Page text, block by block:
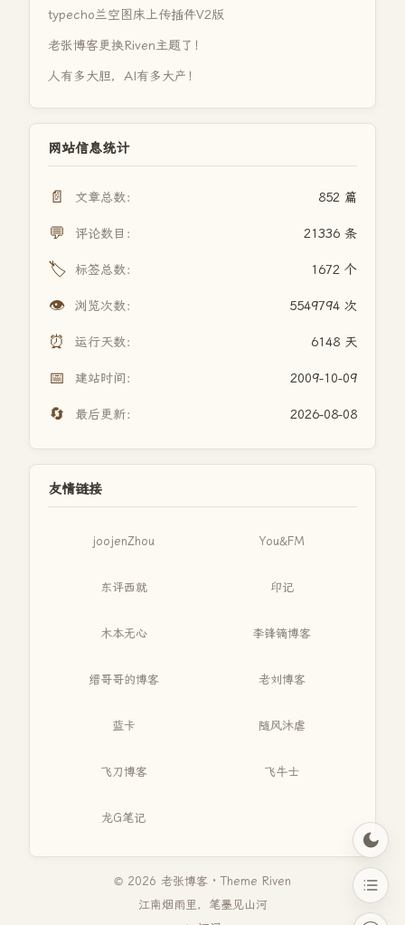
typecho兰空图床上传插件V2版
老张博客更换Riven主题了！
人有多大胆，AI有多大产！
网站信息统计
📄 文章总数： 852 篇
💬 评论数目： 21336 条
🏷️ 标签总数： 1672 个
👁️ 浏览次数： 5549794 次
⏰ 运行天数： 6148 天
📅 建站时间： 2009-10-09
🔄 最后更新： 2026-08-08
友情链接
joojenZhou You&FM
东评西就 印记
木本无心 李锋镝博客
缙哥哥的博客 老刘博客
蓝卡 随风沐虐
飞刀博客 飞牛士
龙G笔记
© 2026 老张博客 · Theme Riven
江南烟雨里，笔墨见山河